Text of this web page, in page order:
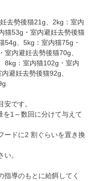
去勢後猫21g、2kg：室内
猫53g・室内避妊去勢後猫
54g、5kg：室内猫75g・
内避妊去勢後猫70g、
8kg：室内猫102g・室内
避妊去勢後猫92g、
です。
1～数回に分けて与えて
ードに2 割ぐらいを置き換
。
指導のもとに給餌してく